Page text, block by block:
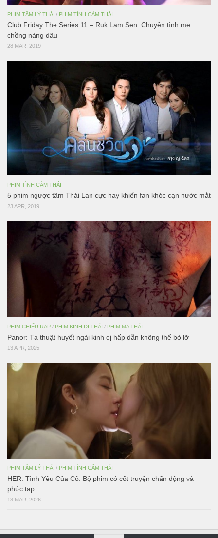
PHIM TÂM LÝ THÁI / PHIM TÌNH CẢM THÁI
Club Friday The Series 11 – Ruk Lam Sen: Chuyện tình mẹ
chồng nàng dâu
28 MAR, 2019
PHIM TÌNH CẢM THÁI
5 phim ngược tâm Thái Lan cực hay khiến fan khóc cạn nước mắt
23 APR, 2019
PHIM CHIẾU RẠP / PHIM KINH DỊ THÁI / PHIM MA THÁI
Panor: Tà thuật huyết ngải kinh dị hấp dẫn không thể bỏ lỡ
13 APR, 2025
PHIM TÂM LÝ THÁI / PHIM TÌNH CẢM THÁI
HER: Tình Yêu Của Cô: Bộ phim có cốt truyện chấn động và
phức tạp
13 MAR, 2026